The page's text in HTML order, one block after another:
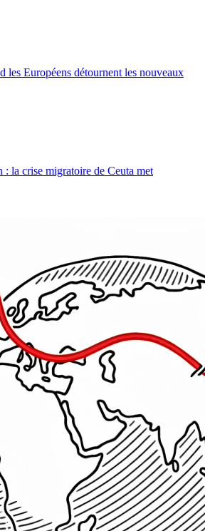
les Européens détournent les nouveaux
: la crise migratoire de Ceuta met